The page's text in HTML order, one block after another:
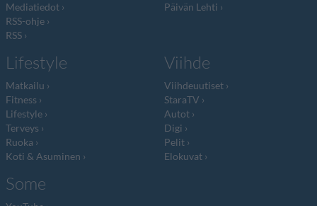
Mediatiedot
RSS-ohje
RSS
Päivän Lehti
Lifestyle
Matkailu
Fitness
Lifestyle
Terveys
Ruoka
Koti & Asuminen
Viihde
Viihdeuutiset
StaraTV
Autot
Digi
Pelit
Elokuvat
Some